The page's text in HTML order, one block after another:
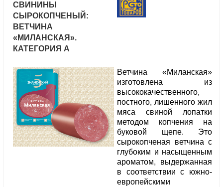
СВИНИНЫ
СЫРОКОПЧЕНЫЙ:
ВЕТЧИНА
«МИЛАНСКАЯ».
КАТЕГОРИЯ А
Ветчина «Миланская»
изготовлена из
высококачественного,
постного, лишенного жил
мяса свиной лопатки
методом копчения на
буковой щепе. Это
сырокопченая ветчина с
глубоким и насыщенным
ароматом, выдержанная
в соответствии с южно-
европейскими